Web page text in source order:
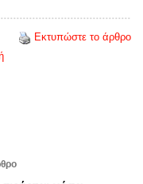
Εκτυπώστε το άρθρο